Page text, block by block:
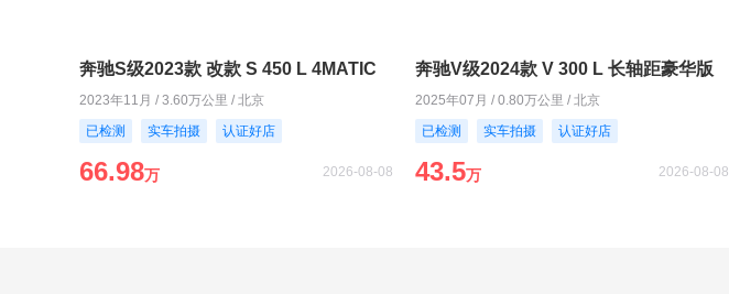
奔驰S级2023款 改款 S 450 L 4MATIC
2023年11月 / 3.60万公里 / 北京
已检测
实车拍摄 认证好店
66.98万 2026-08-08
奔驰V级2024款 V 300 L 长轴距豪华版
2025年07月 / 0.80万公里 / 北京
已检测
实车拍摄 认证好店
43.5万 2026-08-08